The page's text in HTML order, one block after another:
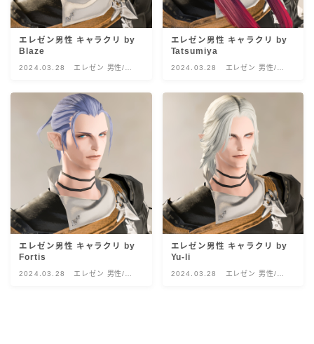
ゴーグル
目隠し
マスク
フルフェイス
頭装備ギミックあり
ネイル
エレゼン男性 キャラクリ by
Blaze
2024.03.28
エレゼン 男性/フ
エレゼン男性 キャラクリ by
Tatsumiya
2024.03.28
エレゼン 男性/フ
エレゼン男性 キャラクリ by
Fortis
2024.03.28
エレゼン 男性/フ
エレゼン男性 キャラクリ by
Yu-li
2024.03.28
エレゼン 男性/フ